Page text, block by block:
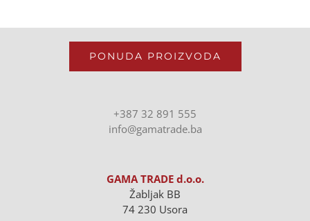
PONUDA PROIZVODA
+387 32 891 555
info@gamatrade.ba
GAMA TRADE d.o.o.
Žabljak BB
74 230 Usora